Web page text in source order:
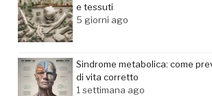
e tessuti
5 giorni ago
Sindrome metabolica: come
di vita corretto
1 settimana ago